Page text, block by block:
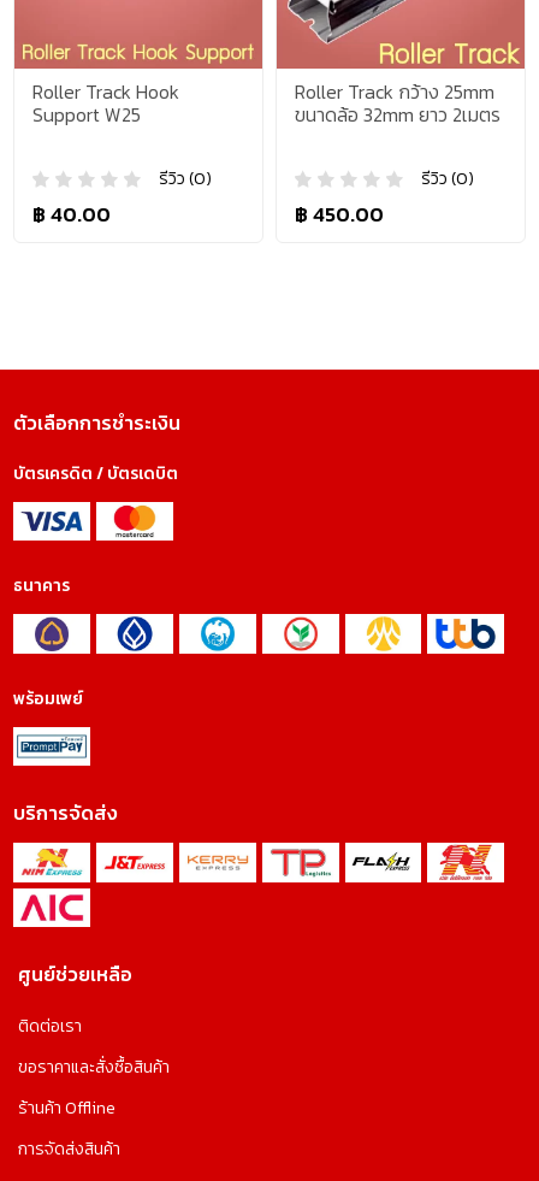
Roller Track Hook
Support W25
รีวิว (0)
฿ 40.00
Roller Track กว้าง 25mm
ขนาดล้อ 32mm ยาว 2เมตร
รีวิว (0)
฿ 450.00
ตัวเลือกการชำระเงิน
บัตรเครดิต / บัตรเดบิต
ธนาคาร
พร้อมเพย์
บริการจัดส่ง
ศูนย์ช่วยเหลือ
ติดต่อเรา
ขอราคาและสั่งซื้อสินค้า
ร้านค้า Offline
การจัดส่งสินค้า